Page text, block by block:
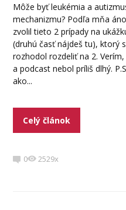
Môže byť leukémia a
mechanizmu? Podľa mňa
zvolil tieto 2 prípady na
(druhú časť nájdeš tu), ktorý
rozhodol rozdeliť na 2.
a podcast nebol príliš dlhý.
ako...
Celý článok
0 2529x